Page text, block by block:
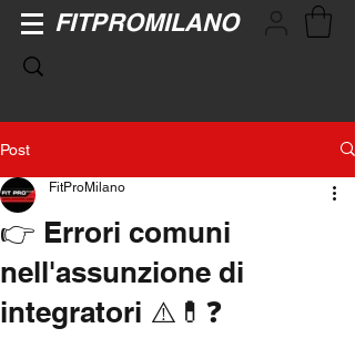
FITPROMILANO
Post
👉 Errori comuni
nell'assunzione di
integratori ⚠️💊❓
FitProMilano